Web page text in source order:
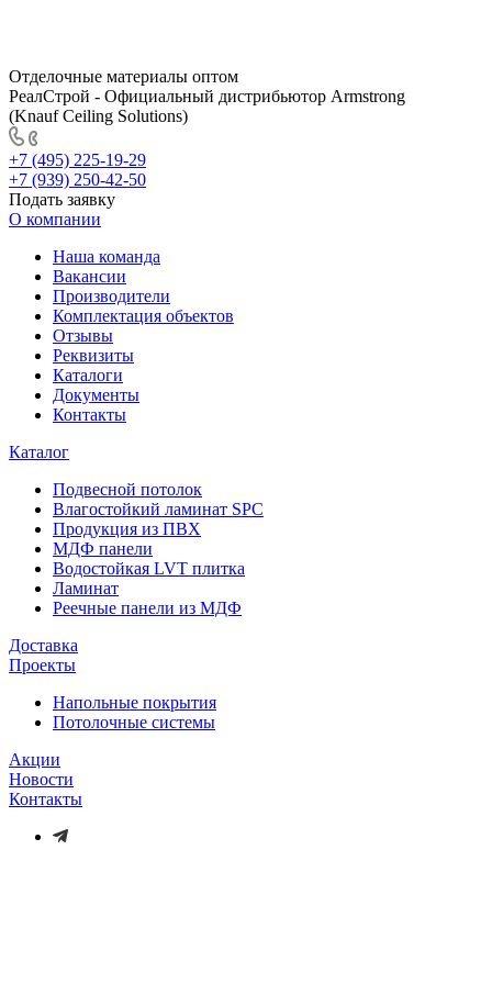
Отделочные материалы оптом
РеалСтрой - Официальный дистрибьютор Armstrong
(Knauf Ceiling Solutions)
+7 (495) 225-19-29
+7 (939) 250-42-50
Подать заявку
О компании
Наша команда
Вакансии
Производители
Комплектация объектов
Отзывы
Реквизиты
Каталоги
Документы
Контакты
Каталог
Подвесной потолок
Влагостойкий ламинат SPC
Продукция из ПВХ
МДФ панели
Водостойкая LVT плитка
Ламинат
Реечные панели из МДФ
Доставка
Проекты
Напольные покрытия
Потолочные системы
Акции
Новости
Контакты